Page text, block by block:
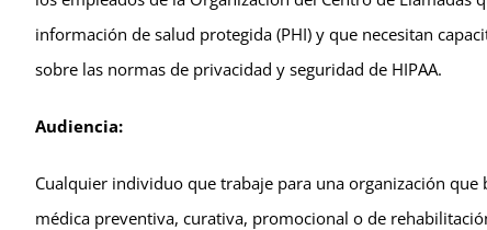
información de salud protegida (PHI) y que necesitan
sobre las normas de privacidad y seguridad de HIPAA.
Audiencia:
Cualquier individuo que trabaje para una organización que
médica preventiva, curativa, promocional o de